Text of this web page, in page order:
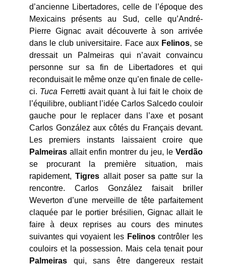
d’ancienne Libertadores, celle de l’époque des
Mexicains présents au Sud, celle qu’André-
Pierre Gignac avait découverte à son arrivée
dans le club universitaire. Face aux Felinos, se
dressait un Palmeiras qui n’avait convaincu
personne sur sa fin de Libertadores et qui
reconduisait le même onze qu’en finale de celle-
ci. Tuca Ferretti avait quant à lui fait le choix de
l’équilibre, oubliant l’idée Carlos Salcedo couloir
gauche pour le replacer dans l’axe et posant
Carlos González aux côtés du Français devant.
Les premiers instants laissaient croire que
Palmeiras allait enfin montrer du jeu, le Verdão
se procurant la première situation, mais
rapidement,Tigres allait poser sa patte sur la
rencontre. Carlos González faisait briller
Weverton d’une merveille de tête parfaitement
claquée par le portier brésilien, Gignac allait le
faire à deux reprises au cours des minutes
suivantes qui voyaient les Felinoscontrôler les
couloirs et la possession. Mais cela tenait pour
Palmeiras qui, sans être dangereux restait